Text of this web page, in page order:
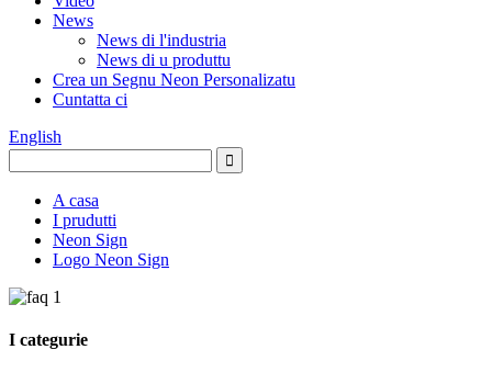
News
News di l'industria
News di u produttu
Crea un Segnu Neon Personalizatu
Cuntatta ci
English
A casa
I prudutti
Neon Sign
Logo Neon Sign
I categurie